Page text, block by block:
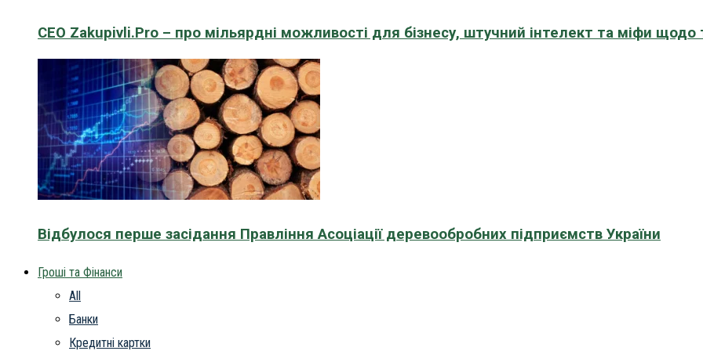
CEO Zakupivli.Pro – про мільярдні можливості для бізнесу, штучний інтелект та міфи щодо
Відбулося перше засідання Правління Асоціації деревообробних підприємств України
Гроші та Фінанси
All
Банки
Кредитні картки